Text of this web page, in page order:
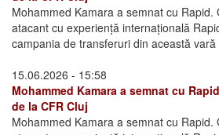
Mohammed Kamara a semnat cu Rapid.
atacant cu experiență internațională
campania de transferuri din această
15.06.2026 - 15:58
Mohammed Kamara a semnat cu
de la CFR Cluj
Mohammed Kamara a semnat cu Rapid.